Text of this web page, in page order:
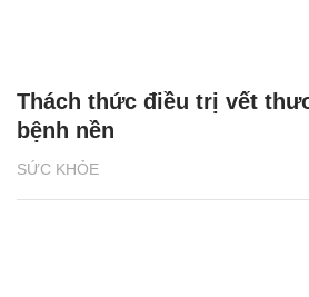
SỨC KHỎE
Thách thức điều trị vết
bệnh nền